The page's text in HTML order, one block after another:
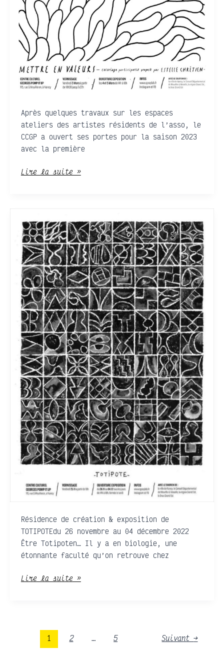
Après quelques travaux sur les espaces
ateliers des artistes résidents de l’asso, le
CCGP a ouvert ses portes pour la saison 2023
avec la première
Lire la suite »
Résidence de création & exposition de
TOTIPOTEdu 26 novembre au 04 décembre 2022
Être Totipoten… Il y a en biologie, une
étonnante faculté qu’on retrouve chez
Lire la suite »
1 2 … 5 Suivant→